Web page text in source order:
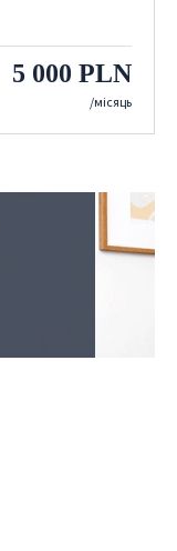
5 000 PLN
/місяць